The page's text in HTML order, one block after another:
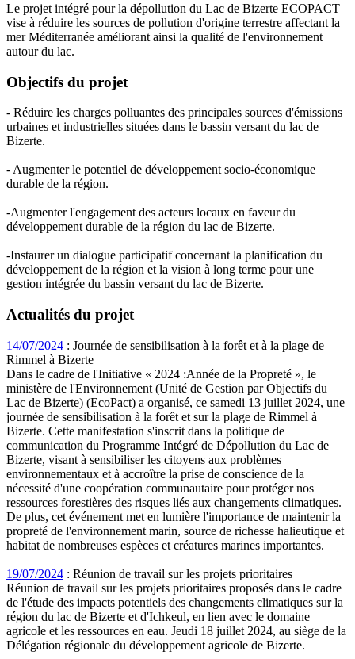
Le projet intégré pour la dépollution du Lac de Bizerte ECOPACT
vise à réduire les sources de pollution d'origine terrestre affectant la
mer Méditerranée améliorant ainsi la qualité de l'environnement
autour du lac.
Objectifs du projet
- Réduire les charges polluantes des principales sources d'émissions
urbaines et industrielles situées dans le bassin versant du lac de
Bizerte.
- Augmenter le potentiel de développement socio-économique
durable de la région.
-Augmenter l'engagement des acteurs locaux en faveur du
développement durable de la région du lac de Bizerte.
-Instaurer un dialogue participatif concernant la planification du
développement de la région et la vision à long terme pour une
gestion intégrée du bassin versant du lac de Bizerte.
Actualités du projet
14/07/2024 : Journée de sensibilisation à la forêt et à la plage de
Rimmel à Bizerte
Dans le cadre de l'Initiative « 2024 :Année de la Propreté », le
ministère de l'Environnement (Unité de Gestion par Objectifs du
Lac de Bizerte) (EcoPact) a organisé, ce samedi 13 juillet 2024, une
journée de sensibilisation à la forêt et sur la plage de Rimmel à
Bizerte. Cette manifestation s'inscrit dans la politique de
communication du Programme Intégré de Dépollution du Lac de
Bizerte, visant à sensibiliser les citoyens aux problèmes
environnementaux et à accroître la prise de conscience de la
nécessité d'une coopération communautaire pour protéger nos
ressources forestières des risques liés aux changements climatiques.
De plus, cet événement met en lumière l'importance de maintenir la
propreté de l'environnement marin, source de richesse halieutique et
habitat de nombreuses espèces et créatures marines importantes.
19/07/2024 : Réunion de travail sur les projets prioritaires
Réunion de travail sur les projets prioritaires proposés dans le cadre
de l'étude des impacts potentiels des changements climatiques sur la
région du lac de Bizerte et d'Ichkeul, en lien avec le domaine
agricole et les ressources en eau. Jeudi 18 juillet 2024, au siège de la
Délégation régionale du développement agricole de Bizerte.